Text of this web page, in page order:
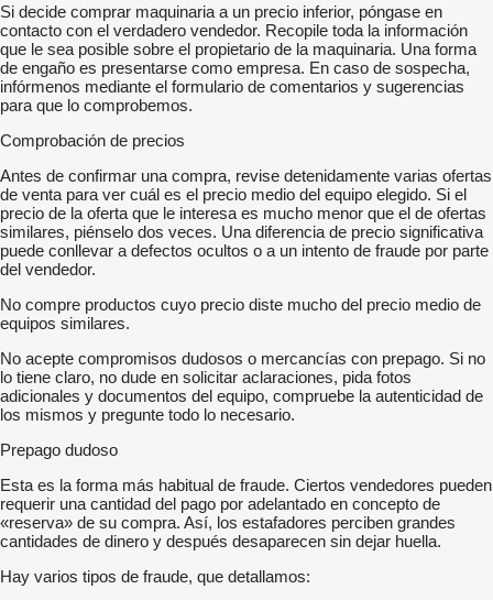
Si decide comprar maquinaria a un precio inferior, póngase en
contacto con el verdadero vendedor. Recopile toda la información
que le sea posible sobre el propietario de la maquinaria. Una forma
de engaño es presentarse como empresa. En caso de sospecha,
infórmenos mediante el formulario de comentarios y sugerencias
para que lo comprobemos.
Comprobación de precios
Antes de confirmar una compra, revise detenidamente varias ofertas
de venta para ver cuál es el precio medio del equipo elegido. Si el
precio de la oferta que le interesa es mucho menor que el de ofertas
similares, piénselo dos veces. Una diferencia de precio significativa
puede conllevar a defectos ocultos o a un intento de fraude por parte
del vendedor.
No compre productos cuyo precio diste mucho del precio medio de
equipos similares.
No acepte compromisos dudosos o mercancías con prepago. Si no
lo tiene claro, no dude en solicitar aclaraciones, pida fotos
adicionales y documentos del equipo, compruebe la autenticidad de
los mismos y pregunte todo lo necesario.
Prepago dudoso
Esta es la forma más habitual de fraude. Ciertos vendedores pueden
requerir una cantidad del pago por adelantado en concepto de
«reserva» de su compra. Así, los estafadores perciben grandes
cantidades de dinero y después desaparecen sin dejar huella.
Hay varios tipos de fraude, que detallamos: